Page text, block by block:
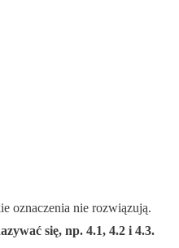
oznaczenia nie rozwiązują.
się, np. 4.1, 4.2 i 4.3.